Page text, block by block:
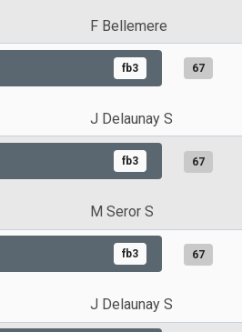
F Bellemere
fb3 67
J Delaunay S
fb3 67
M Seror S
fb3 67
J Delaunay S